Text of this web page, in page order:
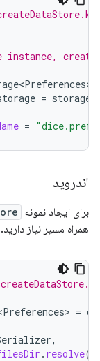
instance,
= storage
=
اندروید
برای ایجاد نمونه
همراه مسیر نیاز دارید.
=
,
. resolve(